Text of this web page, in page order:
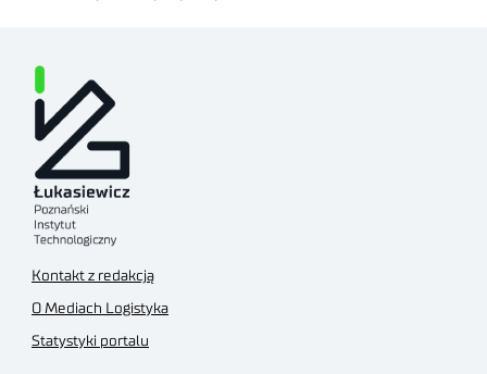
Kontakt z redakcją
O Mediach Logistyka
Statystyki portalu